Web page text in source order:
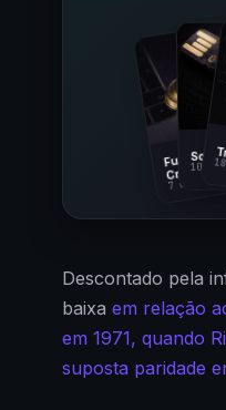
Cripto
7 cursos
10
Descontado pela
baixa em relação
em 1971, quando
suposta paridade